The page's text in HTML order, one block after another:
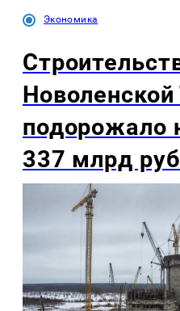
Экономика
подорожало
337 млрд